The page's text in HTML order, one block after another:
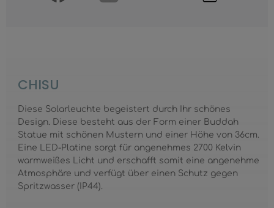
CHISU
Diese Solarleuchte begeistert durch Ihr schönes
Design. Diese besteht aus der Form einer Buddah
Statue mit schönen Mustern und einer Höhe von 36cm.
Eine LED-Platine sorgt für angenehmes 2700 Kelvin
warmweißes Licht und erschafft somit eine angenehme
Atmosphäre und verfügt über einen Schutz gegen
Spritzwasser (IP44).